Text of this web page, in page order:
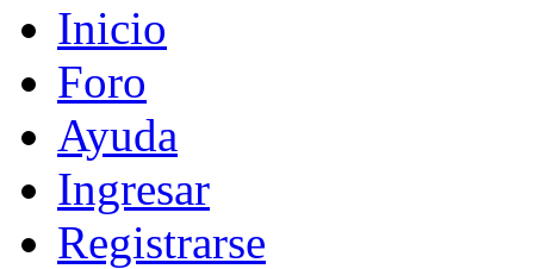
Inicio
Foro
Ayuda
Ingresar
Registrarse